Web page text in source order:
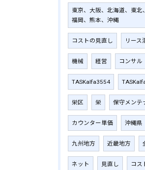
東京、大阪、北海道、東北
福岡、熊本、沖縄
コストの見直し リース
機械 経営 コンサル
TASKalfa3554
栄区 栄 保守メンテ
カウンター単価 沖縄県
九州地方 近畿地方
ネット 見直し コス